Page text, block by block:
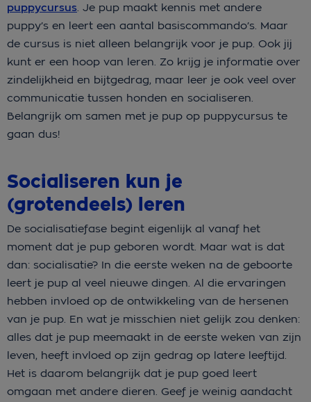
puppycursus. Je pup maakt kennis met andere
puppy’s en leert een aantal basiscommando’s. Maar
de cursus is niet alleen belangrijk voor je pup. Ook jij
kunt er een hoop van leren. Zo krijg je informatie over
zindelijkheid en bijtgedrag, maar leer je ook veel over
communicatie tussen honden en socialiseren.
Belangrijk om samen met je pup op puppycursus te
gaan dus!
Socialiseren kun je
(grotendeels) leren
De socialisatiefase begint eigenlijk al vanaf het
moment dat je pup geboren wordt. Maar wat is dat
dan: socialisatie? In die eerste weken na de geboorte
leert je pup al veel nieuwe dingen. Al die ervaringen
hebben invloed op de ontwikkeling van de hersenen
van je pup. En wat je misschien niet gelijk zou denken:
alles dat je pup meemaakt in de eerste weken van zijn
leven, heeft invloed op zijn gedrag op latere leeftijd.
Het is daarom belangrijk dat je pup goed leert
omgaan met andere dieren. Geef je weinig aandacht